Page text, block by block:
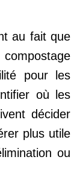
au fait que
compostage
pour les
où les
décider
plus utile
ou